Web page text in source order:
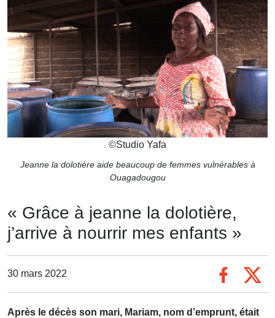
©Studio Yafa
Jeanne la dolotière aide beaucoup de femmes vulnérables à
Ouagadougou
« Grâce à jeanne la dolotière,
j’arrive à nourrir mes enfants »
30 mars 2022
Après le décès son mari, Mariam, nom d’emprunt, était